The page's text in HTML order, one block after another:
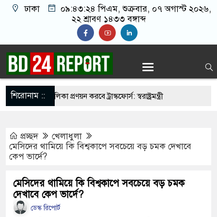
ঢাকা ০৯:৪৩:২৫ পিএম, শুক্রবার, ০৭ অগাস্ট
২০২৬, ২২ শ্রাবণ ১৪৩৩ বঙ্গাব্দ
শিরোনাম ::তালিকা প্রণয়ন করবে ট্রাস্কফোর্স: স্বরাষ্ট্রমন্ত্রী
নয়, জাতির দায়িত্ব নিতে হবে ওলামায়ে
থেকে খুলে ফেলা হচ্ছে মাইক, শুভেন্দু বলছেন-
প্রচ্ছদ
খেলাধুলা
মেসিদের থামিয়ে কি বিশ্বকাপে সবচেয়ে বড় চমক দেখাবে
কেপ ভার্দে?
মেসিদের থামিয়ে কি বিশ্বকাপে সবচেয়ে বড় চমক
দেখাবে কেপ ভার্দে?
ডেস্ক রিপোর্ট